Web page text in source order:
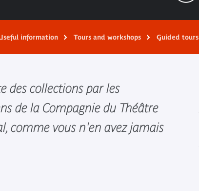
information Tours and workshops Guided tours
des collections par les
de la Compagnie du Théâtre
comme vous n'en avez jamais